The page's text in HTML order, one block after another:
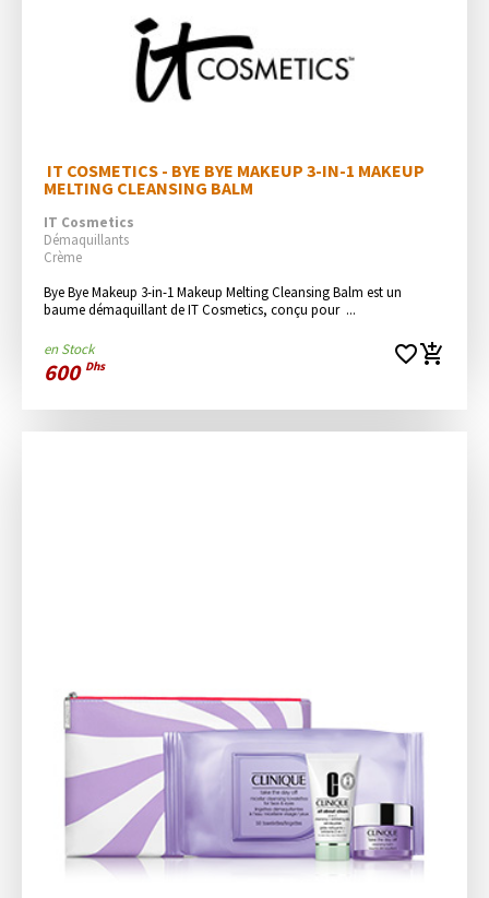
MELTING CLEANSING BALM
IT Cosmetics
Démaquillants
Crème
Bye Bye Makeup 3-in-1 Makeup Melting Cleansing Balm est un
baume démaquillant de IT Cosmetics, conçu pour  ...
en Stock
600 Dhs favorite_borderadd_shopping_cart